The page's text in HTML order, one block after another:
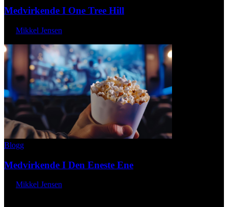
Medvirkende I One Tree Hill
Mikkel Jensen
Blogg
Medvirkende I Den Eneste Ene
Mikkel Jensen